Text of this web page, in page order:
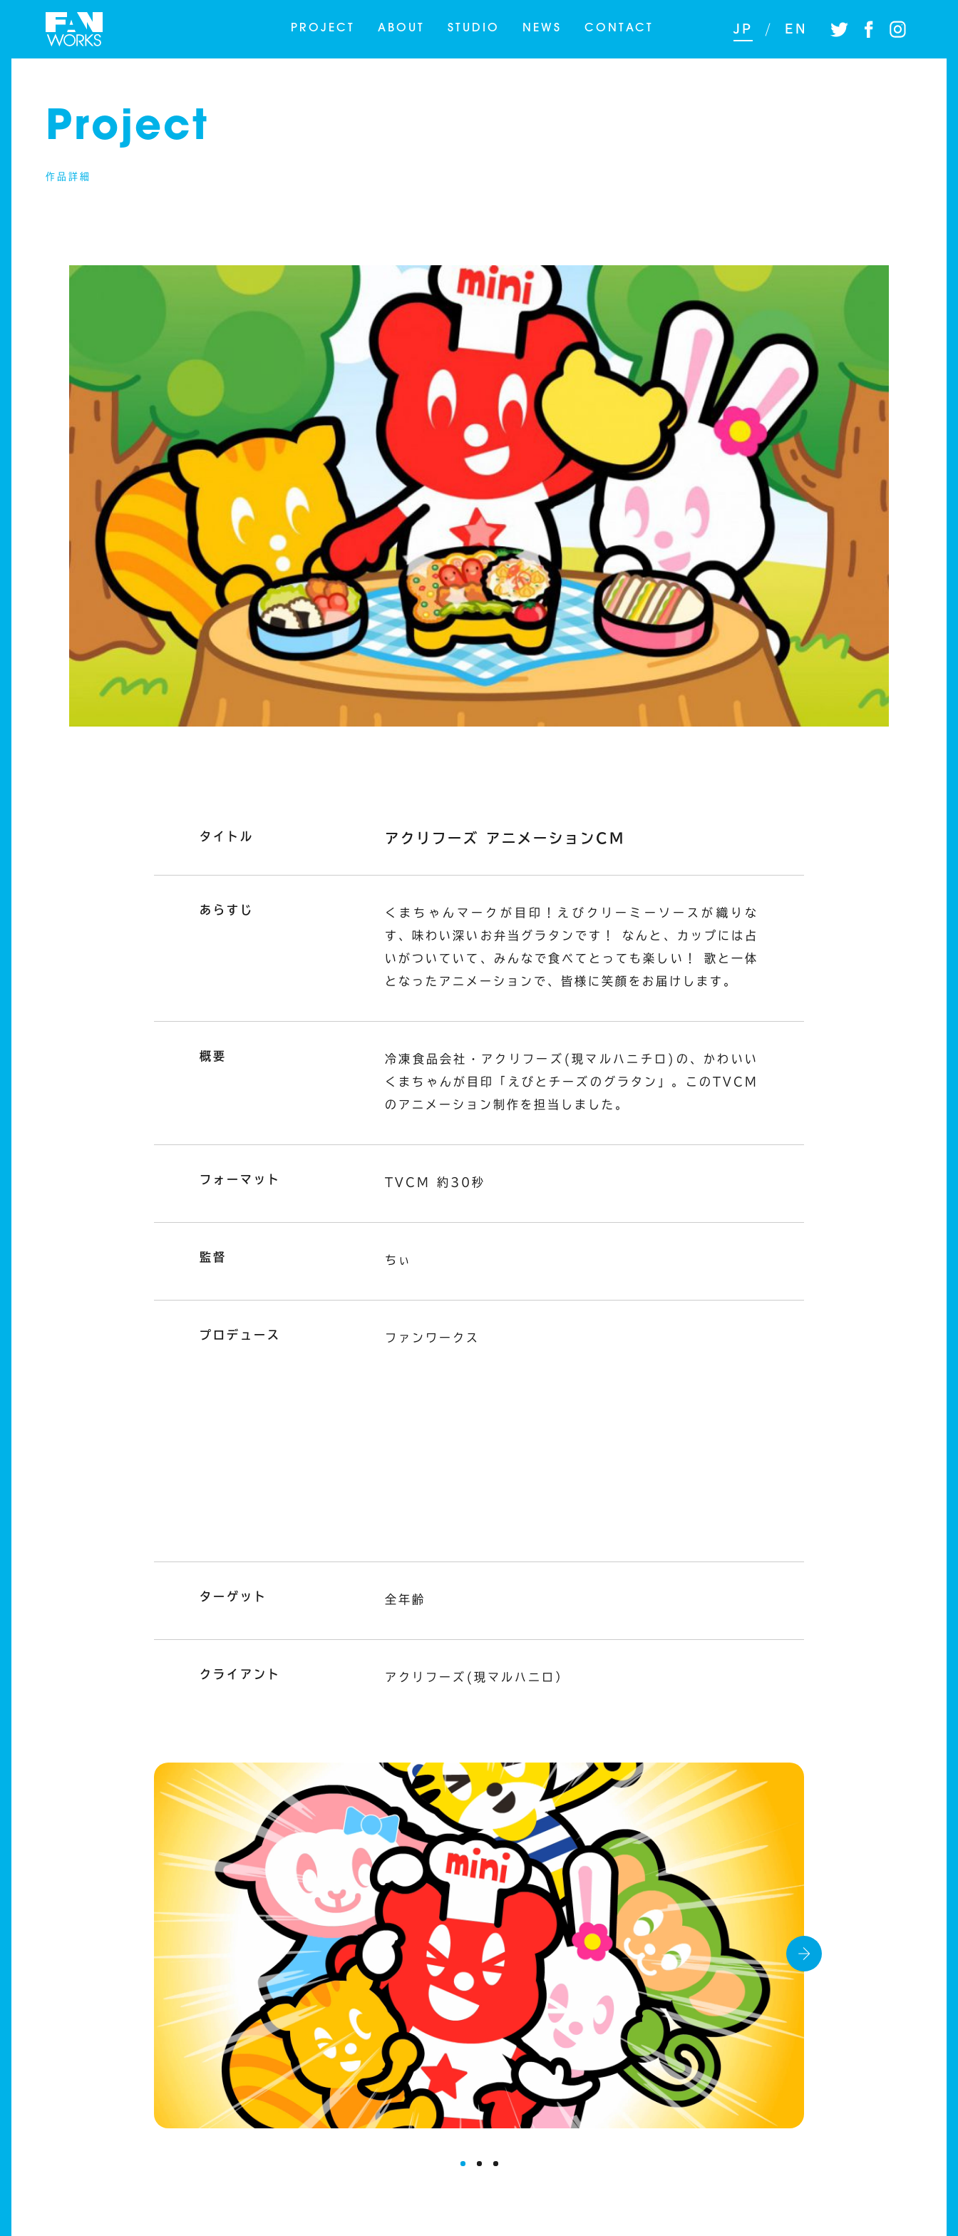
PROJECT ABOUT STUDIO NEWS CONTACT JP / EN
Project
作品詳細
タイトル アクリフーズ アニメーションCM
あらすじ
くまちゃんマークが目印！えびクリーミーソースが織りな
す、味わい深いお弁当グラタンです！ なんと、カップには占
いがついていて、みんなで食べてとっても楽しい！ 歌と一体
となったアニメーションで、皆様に笑顔をお届けします。
概要
冷凍食品会社・アクリフーズ(現マルハニチロ)の、かわいい
くまちゃんが目印「えびとチーズのグラタン」。このTVCM
のアニメーション制作を担当しました。
フォーマット TVCM 約30秒
監督 ちぃ
プロデュース ファンワークス
ターゲット 全年齢
クライアント アクリフーズ(現マルハニロ）